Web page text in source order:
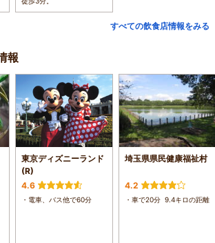
すべての飲食店情報をみる
報
東京ディズニーランド
(R)
4.6
・電車、バス他で60分
埼玉県県民健康福祉村
4.2
・車で20分 9.4キロの距離